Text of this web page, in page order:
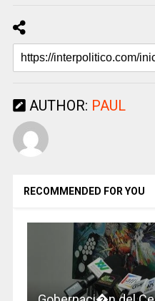
AUTHOR: PAUL
RECOMMENDED FOR YOU